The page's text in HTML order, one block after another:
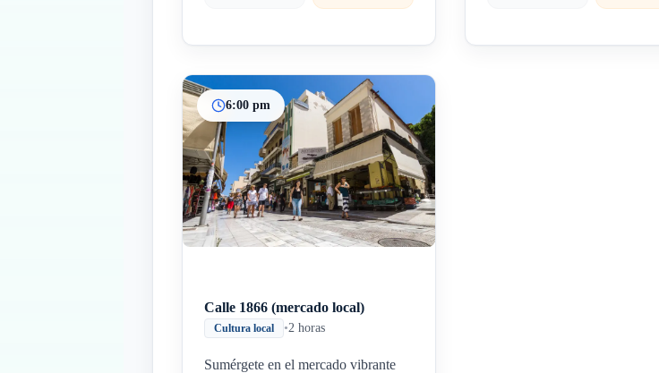
6:00 pm
Calle 1866 (mercado local)
Cultura local •2 horas
Sumérgete en el mercado vibrante